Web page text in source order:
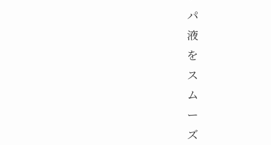
パ
液
を
ス
ム
ー
ズ